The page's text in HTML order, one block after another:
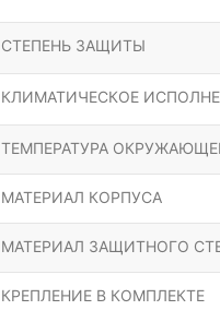
СТЕПЕНЬ ЗАЩИТЫ
КЛИМАТИЧЕСКОЕ
ТЕМПЕРАТУРА
МАТЕРИАЛ КОРПУСА
МАТЕРИАЛ ЗАЩИТНОГО
КРЕПЛЕНИЕ В КОМПЛЕКТЕ